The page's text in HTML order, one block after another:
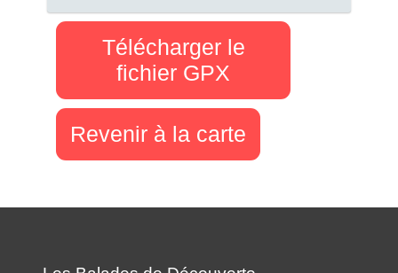
Télécharger le
fichier GPX
Revenir à la carte